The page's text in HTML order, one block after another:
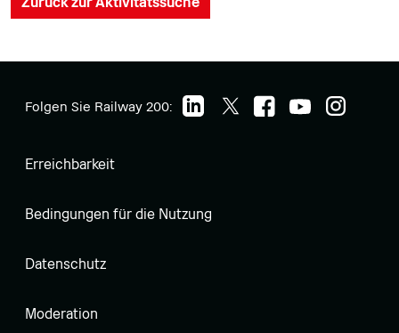
Folgen Sie Railway 200:
Erreichbarkeit
Bedingungen für die Nutzung
Datenschutz
Moderation